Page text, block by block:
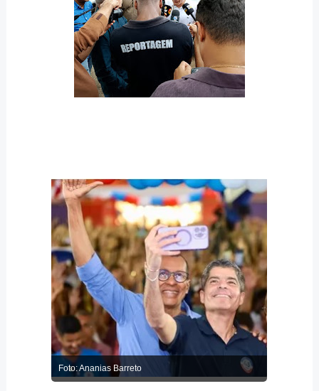
Foto: Ananias Barreto